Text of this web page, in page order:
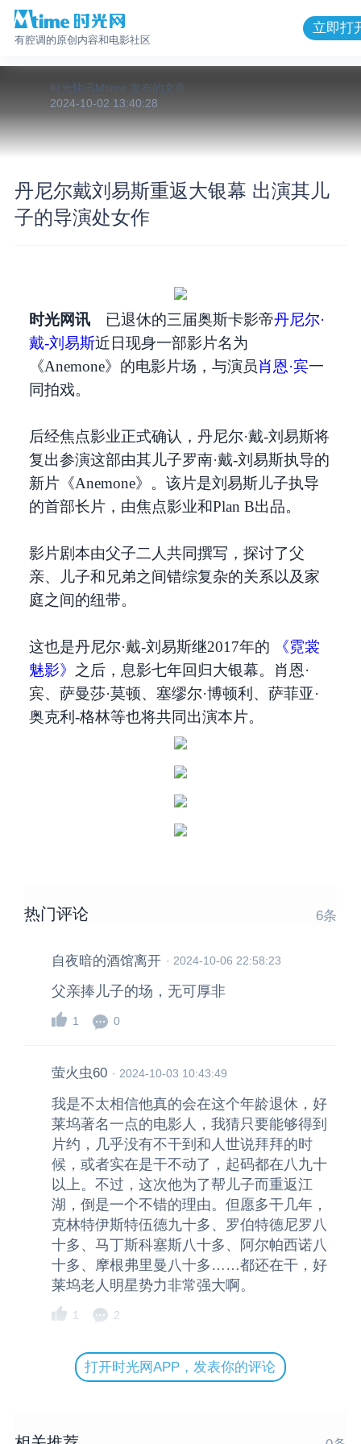
有腔调的原创内容和电影社区
立即打
时光快讯Mtime 发布的 文章
2024-10-02 13:40:28
丹尼尔戴刘易斯重返大银幕 出演其儿
子的导演处女作
时光网讯 已退休的三届奥斯卡影帝丹尼尔·
戴-刘易斯近日现身一部影片名为
《Anemone》的电影片场，与演员肖恩·宾一
同拍戏。
后经焦点影业正式确认，丹尼尔·戴-刘易斯将
复出参演这部由其儿子罗南·戴-刘易斯执导的
新片《Anemone》。该片是刘易斯儿子执导
的首部长片，由焦点影业和Plan B出品。
影片剧本由父子二人共同撰写，探讨了父
亲、儿子和兄弟之间错综复杂的关系以及家
庭之间的纽带。
这也是丹尼尔·戴-刘易斯继2017年的 《霓裳
魅影》 之后，息影七年回归大银幕。肖恩·
宾、萨曼莎·莫顿、塞缪尔·博顿利、萨菲亚·
奥克利-格林等也将共同出演本片。
热门评论 6条
自夜暗的酒馆离开 · 2024-10-06 22:58:23
父亲捧儿子的场，无可厚非
1 0
萤火虫60 · 2024-10-03 10:43:49
我是不太相信他真的会在这个年龄退休，好
莱坞著名一点的电影人，我猜只要能够得到
片约，几乎没有不干到和人世说拜拜的时
候，或者实在是干不动了，起码都在八九十
以上。不过，这次他为了帮儿子而重返江
湖，倒是一个不错的理由。但愿多干几年，
克林特伊斯特伍德九十多、罗伯特德尼罗八
十多、马丁斯科塞斯八十多、阿尔帕西诺八
十多、摩根弗里曼八十多……都还在干，好
莱坞老人明星势力非常强大啊。
1 2
打开时光网APP，发表你的评论